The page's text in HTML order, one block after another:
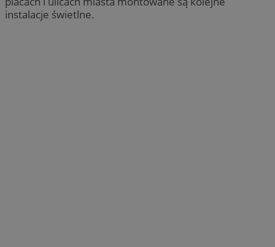
instalacje świetlne.